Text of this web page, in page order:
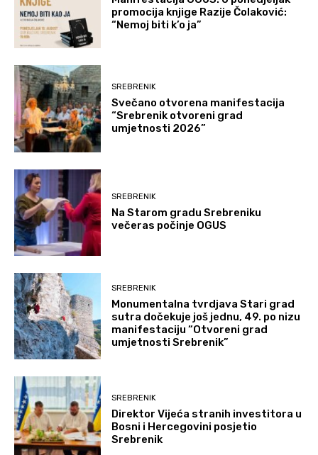
promocija knjige Razije Čolaković:
“Nemoj biti k’o ja”
SREBRENIK
Svečano otvorena manifestacija
“Srebrenik otvoreni grad
umjetnosti 2026”
SREBRENIK
Na Starom gradu Srebreniku
večeras počinje OGUS
SREBRENIK
Monumentalna tvrdjava Stari grad
sutra dočekuje još jednu, 49. po nizu
manifestaciju “Otvoreni grad
umjetnosti Srebrenik”
SREBRENIK
Direktor Vijeća stranih investitora u
Bosni i Hercegovini posjetio
Srebrenik